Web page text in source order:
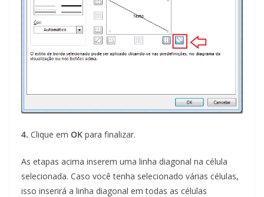
4. Clique em OK para finalizar.
As etapas acima inserem uma linha diagonal na célula
selecionada. Caso você tenha selecionado várias células,
isso inserirá a linha diagonal em todas as células